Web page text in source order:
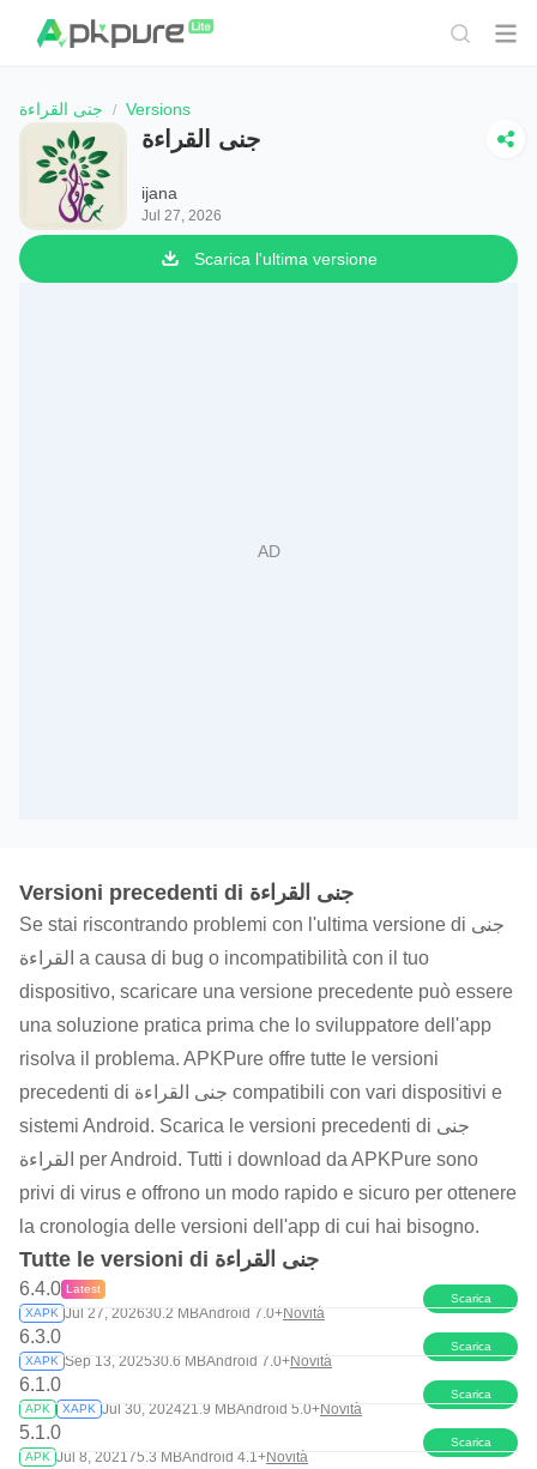
جنى القراءة Versions
جنى القراءة
ijana
Jul 27, 2026
Scarica l'ultima versione
Versioni precedenti di جنى القراءة
Se stai riscontrando problemi con l'ultima versione di جنى
القراءة a causa di bug o incompatibilità con il tuo
dispositivo, scaricare una versione precedente può essere
una soluzione pratica prima che lo sviluppatore dell'app
risolva il problema. APKPure offre tutte le versioni
precedenti di جنى القراءة compatibili con vari dispositivi e
sistemi Android. Scarica le versioni precedenti di جنى
القراءة per Android. Tutti i download da APKPure sono
privi di virus e offrono un modo rapido e sicuro per ottenere
la cronologia delle versioni dell'app di cui hai bisogno.
Tutte le versioni di جنى القراءة
6.4.0 Latest
XAPK Jul 27, 202630.2 MBAndroid 7.0+Novità
Scarica
6.3.0
XAPK Sep 13, 202530.6 MBAndroid 7.0+Novità
Scarica
6.1.0
APK XAPK Jul 30, 202421.9 MBAndroid 5.0+Novità
Scarica
5.1.0
APK Jul 8, 2021 75.3 MBAndroid 4.1+Novità
Scarica